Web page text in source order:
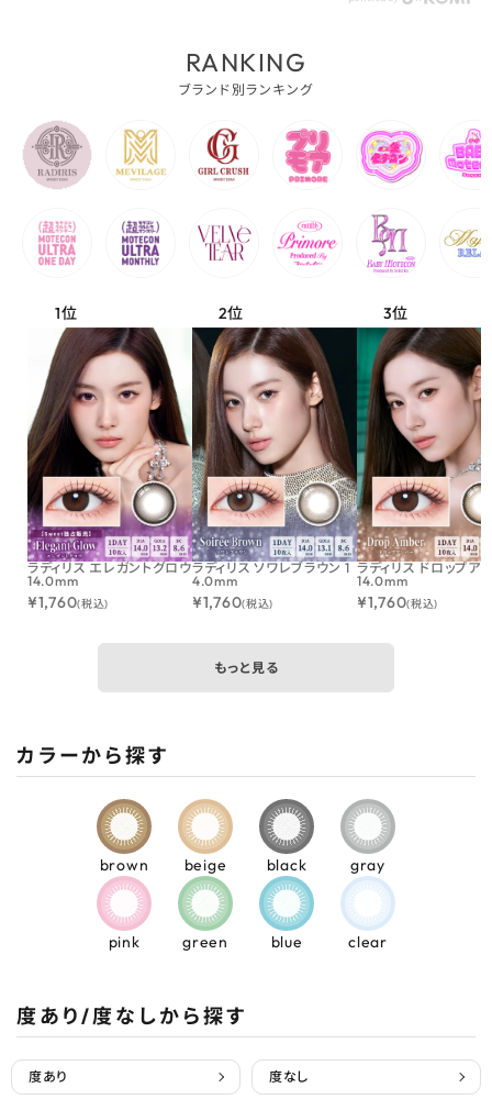
RANKING
ブランド別ランキング
ラディリス エレガントグロウ
14.0mm
¥1,760(税込)
ラディリス ソワレブラウン 1
4.0mm
¥1,760(税込)
ラディリス ドロップア
14.0mm
¥1,760(税込)
もっと見る
カラーから探す
brown beige black gray
pink green blue clear
度あり/度なしから探す
度あり 度なし